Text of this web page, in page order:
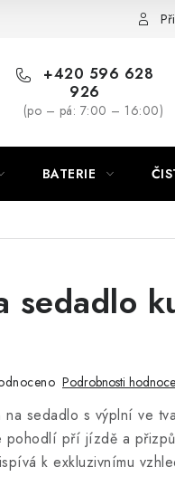
+420 596 628
926
(po – pá: 7:00 – 16:00)
BATERIE
sedadlo
Podrobnosti
na sedadlo s výplní ve
pohodlí pří jízdě a
k exkluzivnímu